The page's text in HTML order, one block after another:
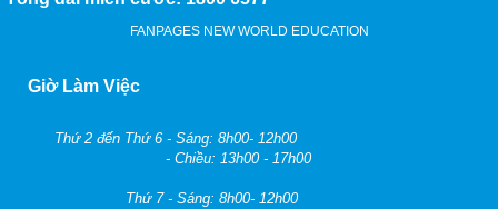
FANPAGES NEW WORLD EDUCATION
Giờ Làm Việc
Thứ 2 đến Thứ 6 - Sáng: 8h00- 12h00
- Chiều: 13h00 - 17h00
Thứ 7 - Sáng: 8h00- 12h00